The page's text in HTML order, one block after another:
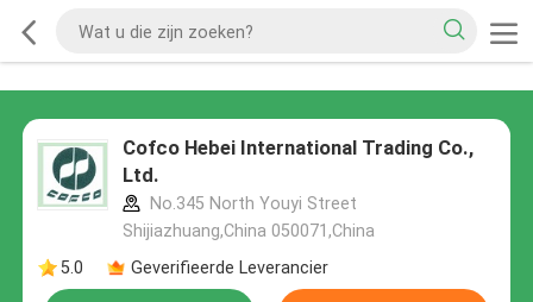
Cofco Hebei International Trading Co.,
Ltd.
No.345 North Youyi Street
Shijiazhuang,China 050071,China
5.0
Geverifieerde Leverancier